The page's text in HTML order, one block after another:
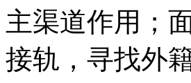
主渠道作用；
接轨，寻找外